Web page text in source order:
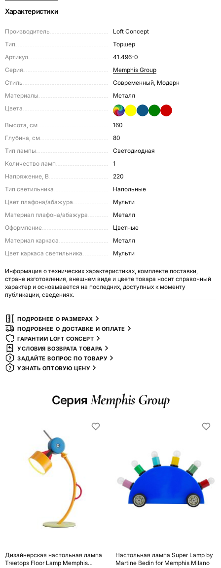
Характеристики
Производитель
Loft Concept
Тип
Торшер
Артикул
41.496-0
Серия
Memphis Group
Стиль
Современный, Модерн
Материалы
Металл
Цвета
Высота, см
160
Глубина, см
80
Тип лампы
Светодиодная
Количество ламп
1
Напряжение, В
220
Тип светильника
Напольные
Цвет плафона/абажура
Мульти
Материал плафона/абажура
Металл
Оформление
Цветные
Материал каркаса
Металл
Цвет каркаса светильника
Мульти
Информация о технических характеристиках, комплекте поставки,
стране изготовления, внешнем виде и цвете товара носит справочный
характер и основывается на последних, доступных к моменту
публикации, сведениях.
ПОДРОБНЕЕ О РАЗМЕРАХ
ПОДРОБНЕЕ О ДОСТАВКЕ И ОПЛАТЕ
ГАРАНТИИ LOFT CONCEPT
УСЛОВИЯ ВОЗВРАТА ТОВАРА
ЗАДАЙТЕ ВОПРОС ПО ТОВАРУ
УЗНАТЬ ОПТОВУЮ ЦЕНУ
Серия Memphis Group
Дизайнерская настольная лампа
Treetops Floor Lamp Memphis
Настольная лампа Super Lamp by
Martine Bedin for Memphis Milano